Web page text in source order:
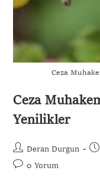
Ceza
Ceza
Yenilikler
Deran Durgun
0 Yorum